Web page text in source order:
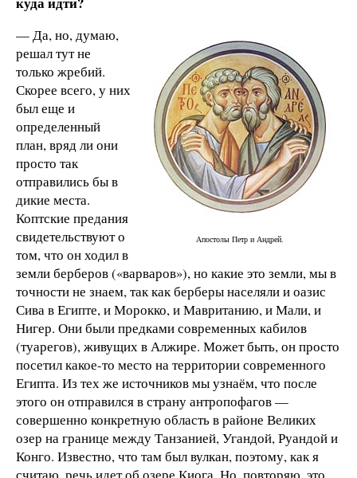
Апостолы Петр и Андрей.
— Да, но, думаю,
решал тут не
только жребий.
Скорее всего, у них
был еще и
определенный
план, вряд ли они
просто так
отправились бы в
дикие места.
Коптские предания
свидетельствуют о
том, что он ходил в
земли берберов («варваров»), но какие это земли, мы в
точности не знаем, так как берберы населяли и оазис
Сива в Египте, и Морокко, и Мавританию, и Мали, и
Нигер. Они были предками современных кабилов
(туарегов), живущих в Алжире. Может быть, он просто
посетил какое-то место на территории современного
Египта. Из тех же источников мы узнаём, что после
этого он отправился в страну антропофагов —
совершенно конкретную область в районе Великих
озер на границе между Танзанией, Угандой, Руандой и
Конго. Известно, что там был вулкан, поэтому, как я
считаю, речь идет об озере Киога. Но, повторяю, это